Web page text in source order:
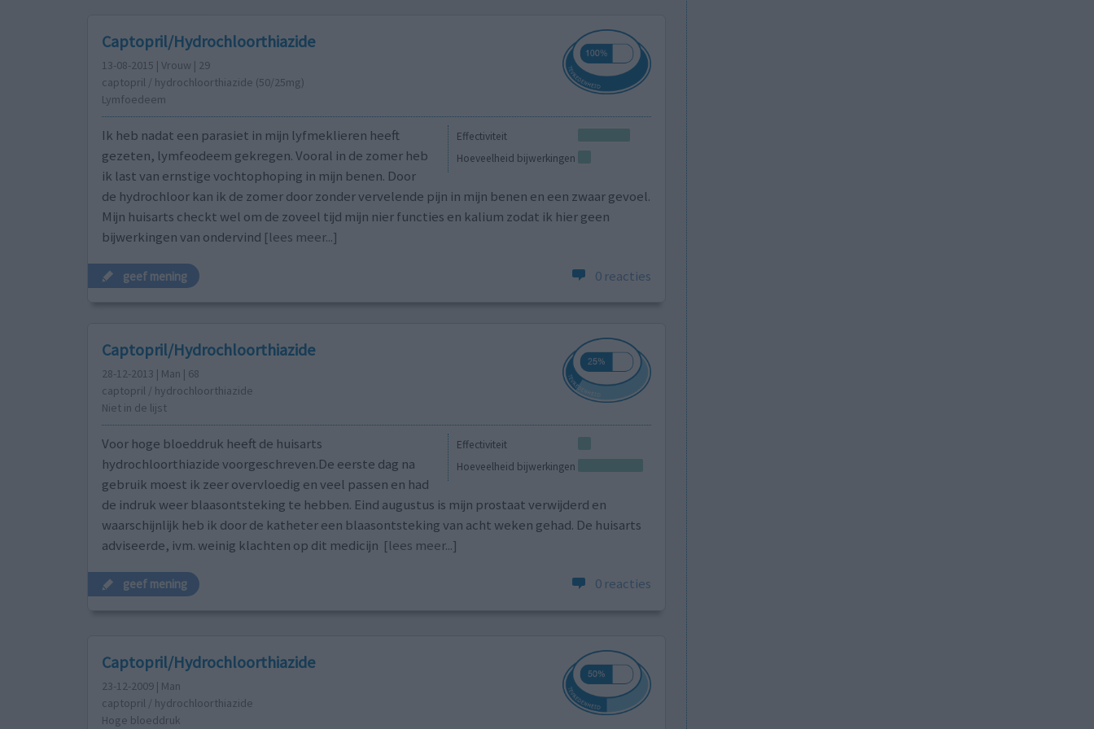
Captopril/Hydrochloorthiazide
13-08-2015 | Vrouw | 29
captopril / hydrochloorthiazide (50/25mg)
Lymfoedeem
Effectiviteit
Hoeveelheid bijwerkingen
Ik heb nadat een parasiet in mijn lyfmeklieren heeft
gezeten, lymfeodeem gekregen. Vooral in de zomer heb
ik last van ernstige vochtophoping in mijn benen. Door
de hydrochloor kan ik de zomer door zonder vervelende pijn in mijn benen en een zwaar gevoel.
Mijn huisarts checkt wel om de zoveel tijd mijn nier functies en kalium zodat ik hier geen
bijwerkingen van ondervind [lees meer...]
geef mening 0 reacties
Captopril/Hydrochloorthiazide
28-12-2013 | Man | 68
captopril / hydrochloorthiazide
Niet in de lijst
Effectiviteit
Hoeveelheid bijwerkingen
Voor hoge bloeddruk heeft de huisarts
hydrochloorthiazide voorgeschreven.De eerste dag na
gebruik moest ik zeer overvloedig en veel passen en had
de indruk weer blaasontsteking te hebben. Eind augustus is mijn prostaat verwijderd en
waarschijnlijk heb ik door de katheter een blaasontsteking van acht weken gehad. De huisarts
adviseerde, ivm. weinig klachten op dit medicijn [lees meer...]
geef mening 0 reacties
Captopril/Hydrochloorthiazide
23-12-2009 | Man
captopril / hydrochloorthiazide
Hoge bloeddruk